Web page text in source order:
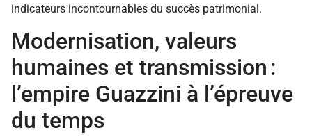
indicateurs incontournables du succès patrimonial.
Modernisation, valeurs
humaines et transmission :
l’empire Guazzini à l’épreuve
du temps